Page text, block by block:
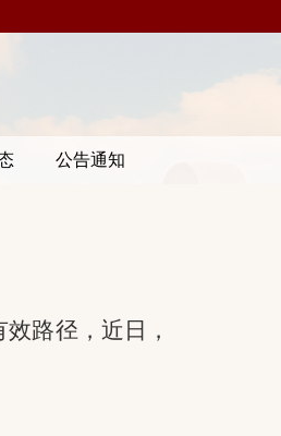
公告通知
路径，近日，